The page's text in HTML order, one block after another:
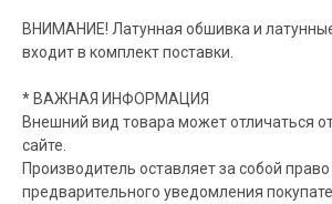
ВНИМАНИЕ! Латунная обшивка и
входит в комплект поставки.
* ВАЖНАЯ ИНФОРМАЦИЯ
Внешний вид товара может отличаться
сайте.
Производитель оставляет за собой право
предварительного уведомления